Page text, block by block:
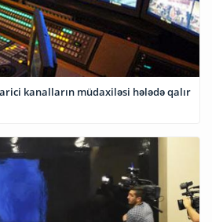
kanalların müdaxiləsi hələdə qalır